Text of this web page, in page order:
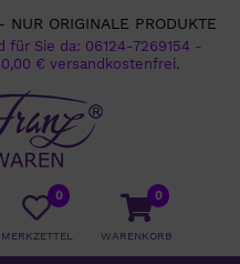
NUR ORIGINALE PRODUKTE
für Sie da: 06124-7269154 -
€ versandkostenfrei.
0
WARENKORB
0
MERKZETTEL